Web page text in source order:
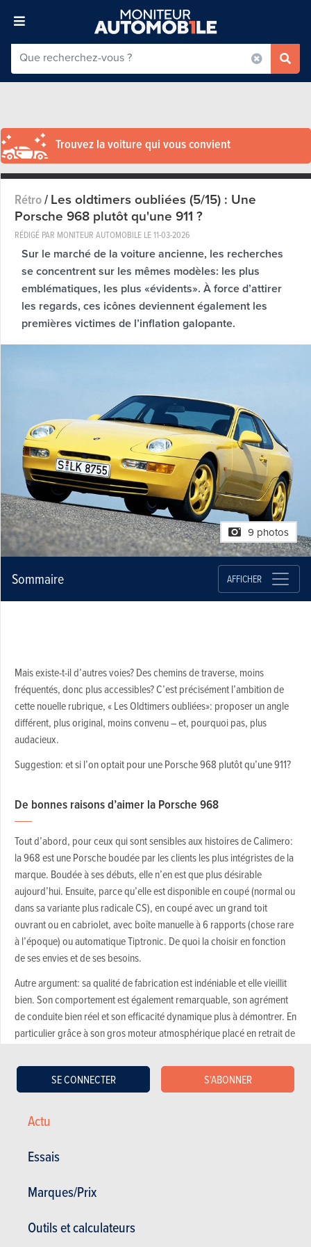
Actu
Essais
Marques/Prix
Outils et calculateurs
SE CONNECTER S'ABONNER
Trouvez la voiture qui vous convient
Rétro/Les oldtimers oubliées (5/15) : Une
Porsche 968 plutôt qu'une 911 ?
RÉDIGÉ PAR MONITEUR AUTOMOBILE LE11-03-2026
Sur le marché de la voiture ancienne, les recherches
se concentrent sur les mêmes modèles: les plus
emblématiques, les plus «évidents». À force d’attirer
les regards, ces icônes deviennent également les
premières victimes de l’inflation galopante.
9 photos
Sommaire AFFICHER
Mais existe-t-il d’autres voies? Des chemins de traverse, moins
fréquentés, donc plus accessibles? C’est précisément l’ambition de
cette nouelle rubrique, « Les Oldtimers oubliées»: proposer un angle
différent, plus original, moins convenu – et, pourquoi pas, plus
audacieux.
Suggestion: et si l’on optait pour une Porsche 968 plutôt qu’une 911?
De bonnes raisons d’aimer la Porsche 968
Tout d’abord, pour ceux qui sont sensibles aux histoires de Calimero:
la 968 est une Porsche boudée par les clients les plus intégristes de la
marque. Boudée à ses débuts, elle n’en est que plus désirable
aujourd’hui. Ensuite, parce qu’elle est disponible en coupé (normal ou
dans sa variante plus radicale CS), en coupé avec un grand toit
ouvrant ou en cabriolet, avec boîte manuelle à 6 rapports (chose rare
à l’époque) ou automatique Tiptronic. De quoi la choisir en fonction
de ses envies et de ses besoins.
Autre argument: sa qualité de fabrication est indéniable et elle vieillit
bien. Son comportement est également remarquable, son agrément
de conduite bien réel et son efficacité dynamique plus à démontrer. En
particulier grâce à son gros moteur atmosphérique placé en retrait de
un arbre rigide, suivant le système Transaxle inauguré chez Porsche
en 1976 avec la 924. La 968 sera d’ailleurs la dernière Porsche à en